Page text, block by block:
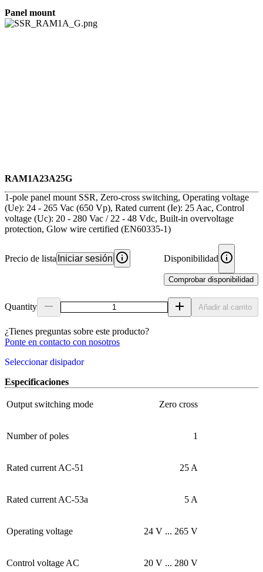
Panel mount
RAM1A23A25G
1-pole panel mount SSR, Zero-cross switching, Operating voltage
(Ue): 24 - 265 Vac (650 Vp), Rated current (Ie): 25 Aac, Control
voltage (Uc): 20 - 280 Vac / 22 - 48 Vdc, Built-in overvoltage
protection, Glow wire certified (EN60335-1)
Precio de lista Iniciar sesión Disponibilidad
Comprobar disponibilidad
Quantity Añadir al carrito
¿Tienes preguntas sobre este producto?
Ponte en contacto con nosotros
Seleccionar disipador
Especificaciones
Output switching mode Zero cross
Number of poles 1
Rated current AC-51 25 A
Rated current AC-53a 5 A
Operating voltage 24 V ... 265 V
Control voltage AC 20 V ... 280 V